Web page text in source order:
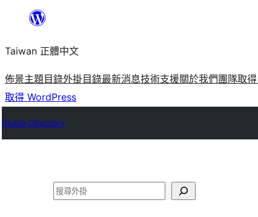
主
要
內
容
Taiwan 正體中文
佈景主題目錄外掛目錄最新消息技術支援關於我們 團隊取
取得 WordPress
Plugin Directory
搜